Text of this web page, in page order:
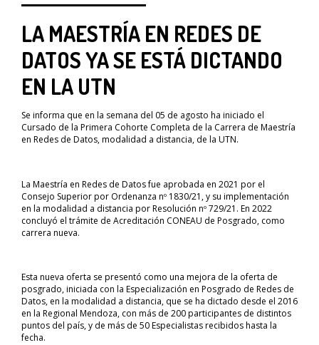
LA MAESTRÍA EN REDES DE
DATOS YA SE ESTÁ DICTANDO
EN LA UTN
Se informa que en la semana del 05 de agosto ha iniciado el
Cursado de la Primera Cohorte Completa de la Carrera de Maestría
en Redes de Datos, modalidad a distancia, de la UTN.
La Maestría en Redes de Datos fue aprobada en 2021 por el
Consejo Superior por Ordenanza nº 1830/21, y su implementación
en la modalidad a distancia por Resolución nº 729/21. En 2022
concluyó el trámite de Acreditación CONEAU de Posgrado, como
carrera nueva.
Esta nueva oferta se presentó como una mejora de la oferta de
posgrado, iniciada con la Especialización en Posgrado de Redes de
Datos, en la modalidad a distancia, que se ha dictado desde el 2016
en la Regional Mendoza, con más de 200 participantes de distintos
puntos del país, y de más de 50 Especialistas recibidos hasta la
fecha.